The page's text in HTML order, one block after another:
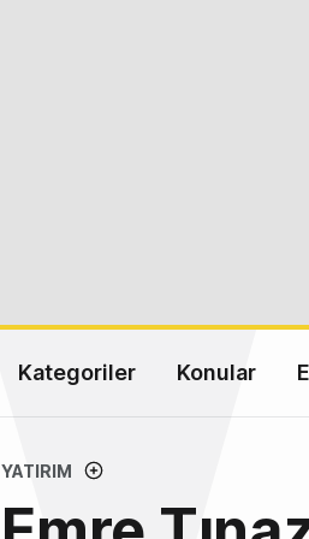
Kategoriler Konular
YATIRIM